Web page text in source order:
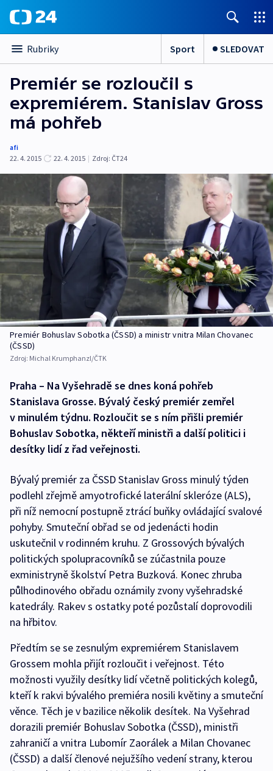
Rubriky Sport SLEDOVAT
Premiér se rozloučil s
expremiérem. Stanislav Gross
má pohřeb
afi
22. 4. 2015
22. 4. 2015 | Zdroj: ČT24
Premiér Bohuslav Sobotka (ČSSD) a ministr vnitra Milan Chovanec
(ČSSD)
Zdroj: Michal Krumphanzl/ČTK
Praha – Na Vyšehradě se dnes koná pohřeb
Stanislava Grosse. Bývalý český premiér zemřel
v minulém týdnu. Rozloučit se s ním přišli premiér
Bohuslav Sobotka, někteří ministři a další politici i
desítky lidí z řad veřejnosti.
Bývalý premiér za ČSSD Stanislav Gross minulý týden
podlehl zřejmě amyotrofické laterální skleróze (ALS),
při níž nemocní postupně ztrácí buňky ovládající svalové
pohyby. Smuteční obřad se od jedenácti hodin
uskutečnil v rodinném kruhu. Z Grossových bývalých
politických spolupracovníků se zúčastnila pouze
exministryně školství Petra Buzková. Konec zhruba
půlhodinového obřadu oznámily zvony vyšehradské
katedrály. Rakev s ostatky poté pozůstalí doprovodili
na hřbitov.
Předtím se se zesnulým expremiérem Stanislavem
Grossem mohla přijít rozloučit i veřejnost. Této
možnosti využily desítky lidí včetně politických kolegů,
kteří k rakvi bývalého premiéra nosili květiny a smuteční
věnce. Těch je v bazilice několik desítek. Na Vyšehrad
dorazili premiér Bohuslav Sobotka (ČSSD), ministři
zahraničí a vnitra Lubomír Zaorálek a Milan Chovanec
(ČSSD) a další členové nejužšího vedení strany, kterou